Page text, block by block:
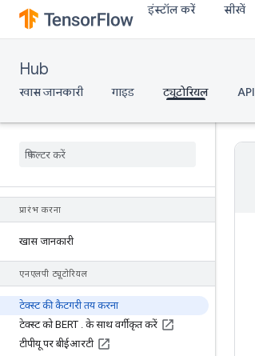
इंस्टॉल करें सीखें
Hub
खास जानकारी गाइड ट्यूटोरियल API
प्रारंभ करना
खास जानकारी
एनएलपी ट्यूटोरियल
टेक्स्ट की कैटगरी तय करना
टेक्स्ट को BERT . के साथ वर्गीकृत करें
टीपीयू पर बीईआरटी